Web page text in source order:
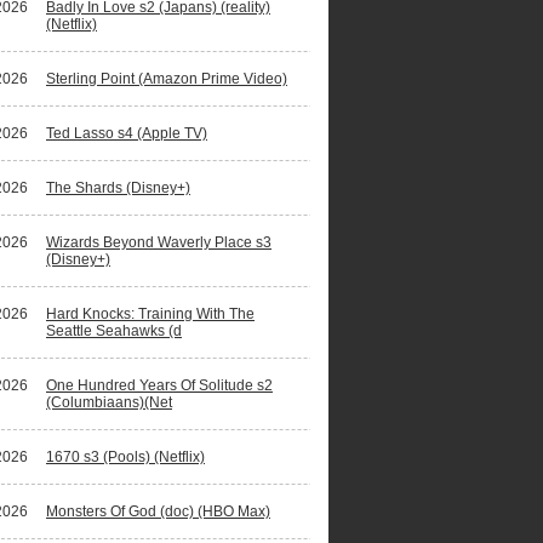
Badly In Love s2 (Japans) (reality)
(Netflix)
Sterling Point (Amazon Prime Video)
Ted Lasso s4 (Apple TV)
The Shards (Disney+)
Wizards Beyond Waverly Place s3
(Disney+)
Hard Knocks: Training With The
Seattle Seahawks (d
One Hundred Years Of Solitude s2
(Columbiaans)(Net
1670 s3 (Pools) (Netflix)
Monsters Of God (doc) (HBO Max)